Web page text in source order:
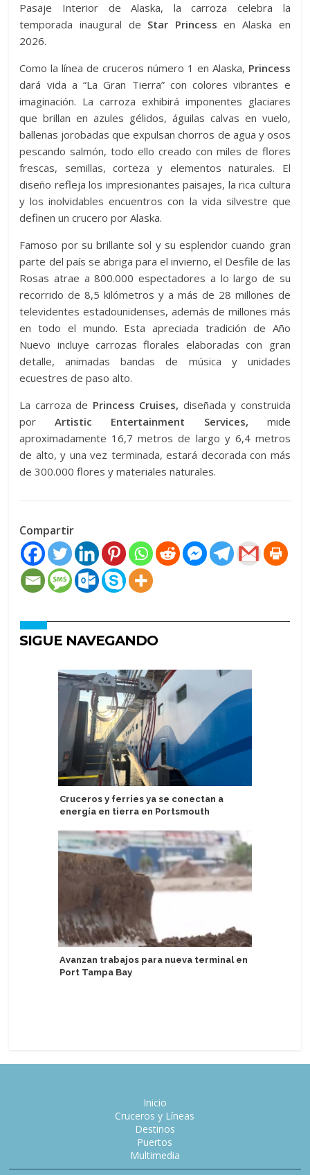
Pasaje Interior de Alaska, la carroza celebra la
temporada inaugural de Star Princess en Alaska en
2026.
Como la línea de cruceros número 1 en Alaska, Princess
dará vida a “La Gran Tierra” con colores vibrantes e
imaginación. La carroza exhibirá imponentes glaciares
que brillan en azules gélidos, águilas calvas en vuelo,
ballenas jorobadas que expulsan chorros de agua y osos
pescando salmón, todo ello creado con miles de flores
frescas, semillas, corteza y elementos naturales. El
diseño refleja los impresionantes paisajes, la rica cultura
y los inolvidables encuentros con la vida silvestre que
definen un crucero por Alaska.
Famoso por su brillante sol y su esplendor cuando gran
parte del país se abriga para el invierno, el Desfile de las
Rosas atrae a 800.000 espectadores a lo largo de su
recorrido de 8,5 kilómetros y a más de 28 millones de
televidentes estadounidenses, además de millones más
en todo el mundo. Esta apreciada tradición de Año
Nuevo incluye carrozas florales elaboradas con gran
detalle, animadas bandas de música y unidades
ecuestres de paso alto.
La carroza de Princess Cruises, diseñada y construida
por Artistic Entertainment Services, mide
aproximadamente 16,7 metros de largo y 6,4 metros
de alto, y una vez terminada, estará decorada con más
de 300.000 flores y materiales naturales.
Compartir
SIGUE NAVEGANDO
Cruceros y ferries ya se conectan a
energía en tierra en Portsmouth
Avanzan trabajos para nueva terminal en
Port Tampa Bay
Inicio
Cruceros y Líneas
Destinos
Puertos
Multimedia